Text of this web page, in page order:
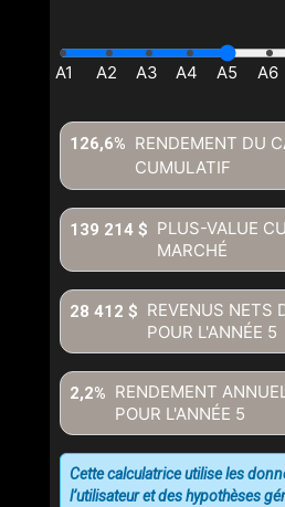
RENDEMENT DU
CUMULATIF
126,6%
PLUS-VALUE
MARCHÉ
139 214 $
REVENUS NETS
POUR L'ANNÉE 5
28 412 $
RENDEMENT
POUR L'ANNÉE 5
2,2%
Cette calculatrice utilise les
l’utilisateur et des hypothèses